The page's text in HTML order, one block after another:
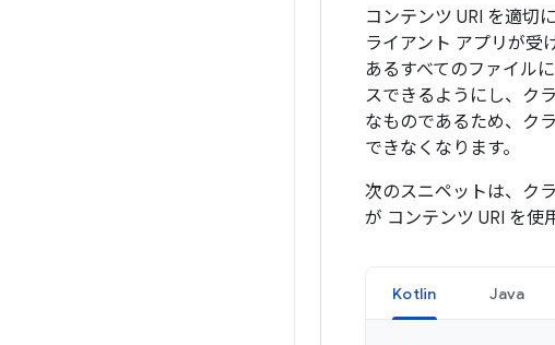
コンテンツ URI を適切
ライアント アプリが受
あるすべてのファイルに
スできるようにし、ク
なものであるため、ク
できなくなります。
次のスニペットは、ク
が コンテンツ URI を使
Kotlin Java